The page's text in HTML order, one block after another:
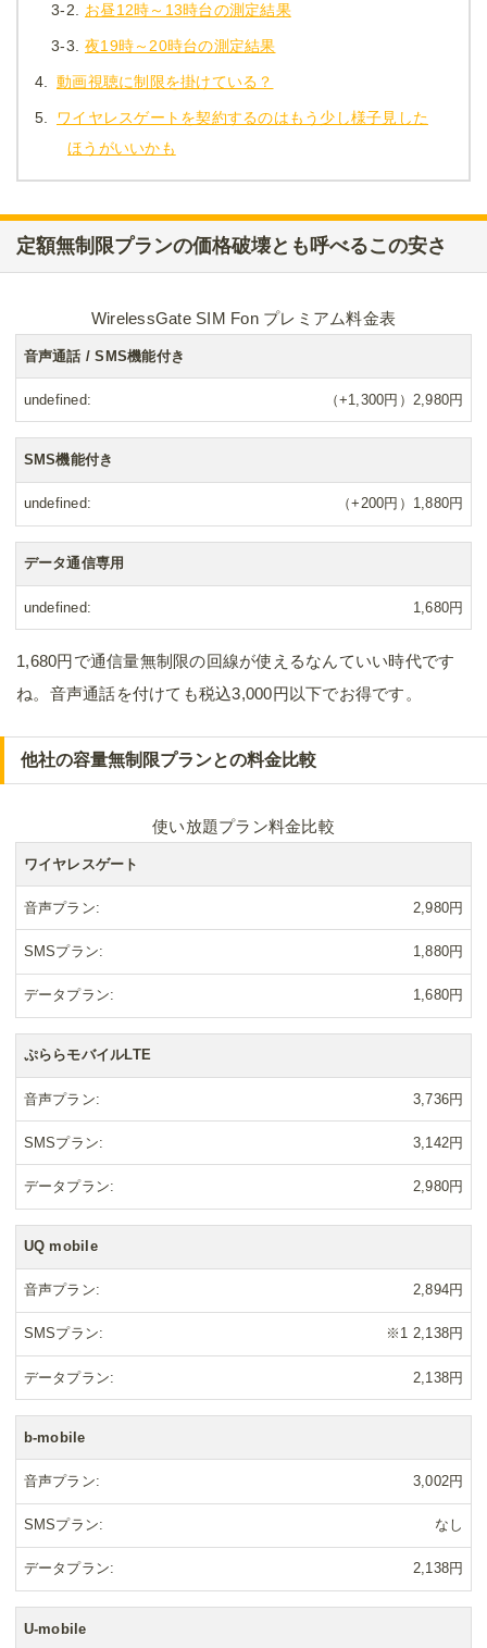
3-2. お昼12時～13時台の測定結果
3-3. 夜19時～20時台の測定結果
4. 動画視聴に制限を掛けている？
5.
ワイヤレスゲートを契約するのはもう少し様子見した
ほうがいいかも
定額無制限プランの価格破壊とも呼べるこの安さ
WirelessGate SIM Fon プレミアム料金表
音声通話 / SMS機能付き
undefined （+1,300円）2,980円
SMS機能付き
undefined （+200円）1,880円
データ通信専用
undefined 1,680円
1,680円で通信量無制限の回線が使えるなんていい時代です
ね。音声通話を付けても税込3,000円以下でお得です。
他社の容量無制限プランとの料金比較
使い放題プラン料金比較
ワイヤレスゲート
音声プラン 2,980円
SMSプラン 1,880円
データプラン 1,680円
ぷららモバイルLTE
音声プラン 3,736円
SMSプラン 3,142円
データプラン 2,980円
UQ mobile
音声プラン 2,894円
SMSプラン ※1 2,138円
データプラン 2,138円
b-mobile
音声プラン 3,002円
SMSプラン なし
データプラン 2,138円
U-mobile